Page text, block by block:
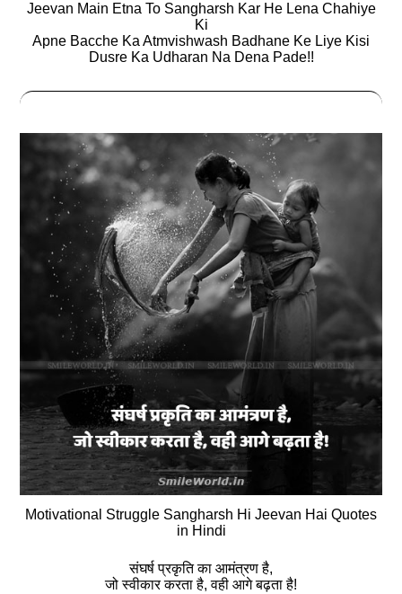
Jeevan Main Etna To Sangharsh Kar He Lena Chahiye
Ki
Apne Bacche Ka Atmvishwash Badhane Ke Liye Kisi
Dusre Ka Udharan Na Dena Pade!!
Motivational Struggle Sangharsh Hi Jeevan Hai Quotes
in Hindi
संघर्ष प्रकृति का आमंत्रण है,
जो स्वीकार करता है, वही आगे बढ़ता है!